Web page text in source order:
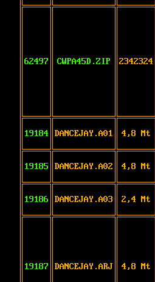
62497 CWPA45D.ZIP 2342324
19184 DANCEJAY.A01 4,8 Mt
19185 DANCEJAY.A02 4,8 Mt
19186 DANCEJAY.A03 2,4 Mt
19187 DANCEJAY.ARJ 4,8 Mt